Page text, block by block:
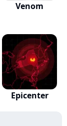
Venom
Epicenter